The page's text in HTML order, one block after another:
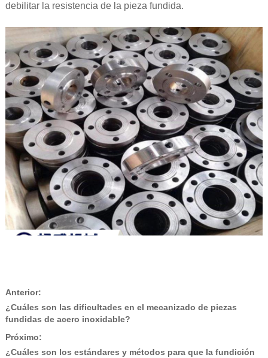
debilitar la resistencia de la pieza fundida.
Anterior:
¿Cuáles son las dificultades en el mecanizado de piezas
fundidas de acero inoxidable?
Próximo:
¿Cuáles son los estándares y métodos para que la fundición